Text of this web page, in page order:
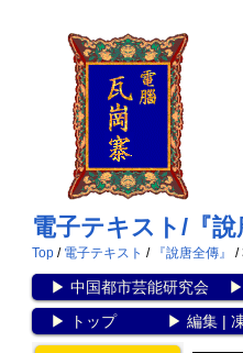
電子テキスト/『說
Top / 電子テキスト / 『說唐全傳』 /
▶ 中国都市芸能研究会▶
▶
トップ▶ 編集|